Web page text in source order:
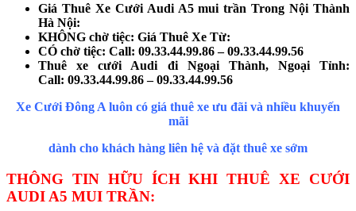
Giá Thuê Xe Cưới Audi A5 mui trần Trong Nội Thành
Hà Nội:
KHÔNG chờ tiệc: Giá Thuê Xe Từ:
CÓ chờ tiệc: Call: 09.33.44.99.86 – 09.33.44.99.56
Thuê xe cưới Audi đi Ngoại Thành, Ngoại Tỉnh:
Call: 09.33.44.99.86 – 09.33.44.99.56
Xe Cưới Đông A luôn có giá thuê xe ưu đãi và nhiều khuyến
mãi
dành cho khách hàng liên hệ và đặt thuê xe sớm
THÔNG TIN HỮU ÍCH KHI THUÊ XE CƯỚI
AUDI A5 MUI TRẦN: